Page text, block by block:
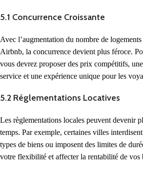
5.1 Concurrence Croissante
Avec l’augmentation du nombre de
Airbnb, la concurrence devient plus féroce.
vous devrez proposer des prix compétitifs,
service et une expérience unique pour les
5.2 Réglementations Locatives
Les règlementations locales peuvent devenir
temps. Par exemple, certaines villes
types de biens ou imposent des limites de
votre flexibilité et affecter la rentabilité de vos